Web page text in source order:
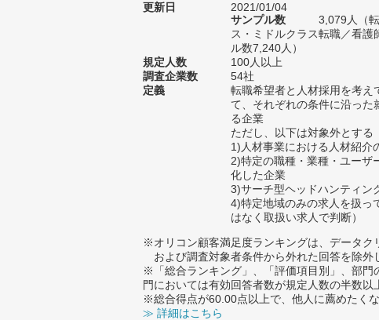
更新日
2021/01/04
サンプル数
3,079人（
ス・ミドルクラス転職／看
ル数7,240人）
規定人数
100人以上
調査企業数
54社
定義
転職希望者と人材採用を考え
て、それぞれの条件に沿った
る企業
ただし、以下は対象外とする
1)人材事業における人材紹介
2)特定の職種・業種・ユーザ
化した企業
3)サーチ型ヘッドハンティン
4)特定地域のみの求人を扱っ
はなく取扱い求人で判断）
※オリコン顧客満足度ランキングは、データク
および調査対象者条件から外れた回答を除外
※「総合ランキング」、「評価項目別」、部門
門においては有効回答者数が規定人数の半数以
※総合得点が60.00点以上で、他人に薦めたく
≫ 詳細はこちら